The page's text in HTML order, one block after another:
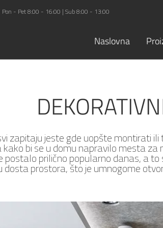
Pon - Pet 8:00 - 16:00 | Sub 8:00 - 13:00
Naslovna
zapitaju jeste gde uopšte montirati
bi se u domu napravilo mesta
postalo prilično popularno danas, a
dosta prostora, što je umnogome